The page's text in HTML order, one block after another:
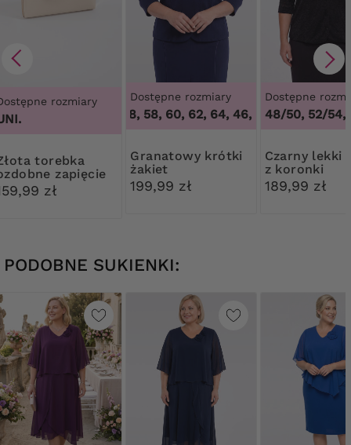
rozmiary
zapięcie
zł
Dostępne rozmiary
46, 48, 58, 60, 62, 64,46, 48, 58, 60, 62,
Granatowy krótki
żakiet
199,99 zł
Dostępne
48/50, 52/54,
Czarny lekki żakiet
z koronki
189,99 zł
PODOBNE SUKIENKI: